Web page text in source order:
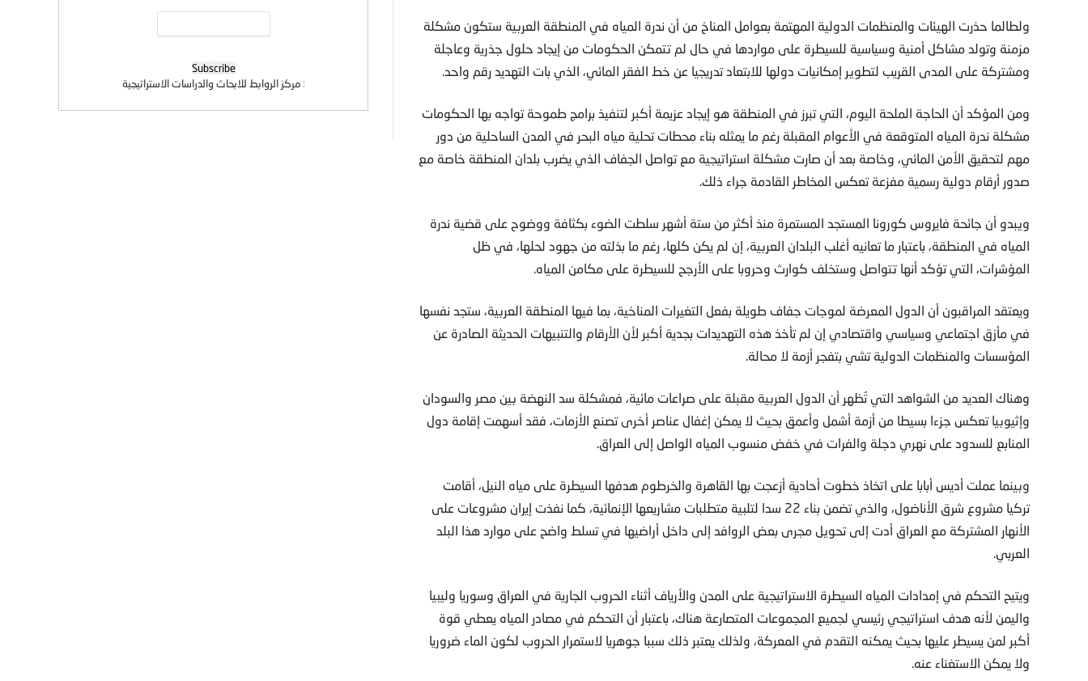
ولطالما حذرت الهيئات والمنظمات الدولية المهتمة بعوامل المناخ من أن ندرة المياه في المنطقة العربية ستكون مشكلة
مزمنة وتولد مشاكل أمنية وسياسية للسيطرة على مواردها في حال لم تتمكن الحكومات من إيجاد حلول جذرية وعاجلة
ومشتركة على المدى القريب لتطوير إمكانيات دولها للابتعاد تدريجيا عن خط الفقر المائي، الذي بات التهديد رقم واحد.
ومن المؤكد أن الحاجة الملحة اليوم، التي تبرز في المنطقة هو إيجاد عزيمة أكبر لتنفيذ برامج طموحة تواجه بها الحكومات
مشكلة ندرة المياه المتوقعة في الأعوام المقبلة رغم ما يمثله بناء محطات تحلية مياه البحر في المدن الساحلية من دور
مهم لتحقيق الأمن المائي، وخاصة بعد أن صارت مشكلة استراتيجية مع تواصل الجفاف الذي يضرب بلدان المنطقة خاصة مع
صدور أرقام دولية رسمية مفزعة تعكس المخاطر القادمة جراء ذلك.
ويبدو أن جائحة فايروس كورونا المستجد المستمرة منذ أكثر من ستة أشهر سلطت الضوء بكثافة ووضوح على قضية ندرة
المياه في المنطقة، باعتبار ما تعانيه أغلب البلدان العربية، إن لم يكن كلها، رغم ما بذلته من جهود لحلها، في ظل
المؤشرات، التي تؤكد أنها تتواصل وستخلف كوارث وحروبا على الأرجح للسيطرة على مكامن المياه.
ويعتقد المراقبون أن الدول المعرضة لموجات جفاف طويلة بفعل التغيرات المناخية، بما فيها المنطقة العربية، ستجد نفسها
في مأزق اجتماعي وسياسي واقتصادي إن لم تأخذ هذه التهديدات بجدية أكبر لأن الأرقام والتنبيهات الحديثة الصادرة عن
المؤسسات والمنظمات الدولية تشي بتفجر أزمة لا محالة.
وهناك العديد من الشواهد التي تُظهر أن الدول العربية مقبلة على صراعات مائية، فمشكلة سد النهضة بين مصر والسودان
وإثيوبيا تعكس جزءا بسيطا من أزمة أشمل وأعمق بحيث لا يمكن إغفال عناصر أخرى تصنع الأزمات، فقد أسهمت إقامة دول
المنابع للسدود على نهري دجلة والفرات في خفض منسوب المياه الواصل إلى العراق.
وبينما عملت أديس أبابا على اتخاذ خطوت أحادية أزعجت بها القاهرة والخرطوم هدفها السيطرة على مياه النيل، أقامت
تركيا مشروع شرق الأناضول، والذي تضمن بناء 22 سدا لتلبية متطلبات مشاريعها الإنمائية، كما نفذت إيران مشروعات على
الأنهار المشتركة مع العراق أدت إلى تحويل مجرى بعض الروافد إلى داخل أراضيها في تسلط واضح على موارد هذا البلد
العربي.
ويتيح التحكم في إمدادات المياه السيطرة الاستراتيجية على المدن والأرياف أثناء الحروب الجارية في العراق وسوريا وليبيا
واليمن لأنه هدف استراتيجي رئيسي لجميع المجموعات المتصارعة هناك، باعتبار أن التحكم في مصادر المياه يعطي قوة
أكبر لمن يسيطر عليها بحيث يمكنه التقدم في المعركة، ولذلك يعتبر ذلك سببا جوهريا لاستمرار الحروب لكون الماء ضروريا
ولا يمكن الاستغناء عنه.
:مركز الروابط للابحاث والدراسات الاستراتيجية